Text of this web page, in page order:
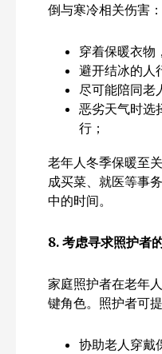
倒与寒冷相关伤害：
穿着保暖衣物
避开结冰的人
尽可能陪同老
恶劣天气时选
行；
老年人冬季保暖至
成买菜、就医等事
中的时间。
8. 考虑寻求照护者
家庭照护者在老年
键角色。照护者可
协助老人穿戴